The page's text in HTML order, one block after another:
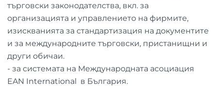
търговски законодателства, вкл. за
организацията и управлението на фирмите,
изискванията за стандартизация на документите
и за международните търговски, пристанищни и
други обичаи.
- за системата на Международната асоциация
EAN International в България.